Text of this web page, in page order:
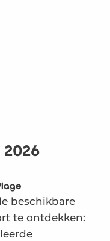
beschikbare
te ontdekken: